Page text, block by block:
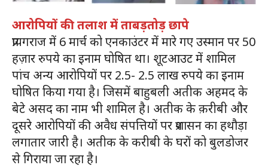
आरोपियों की तलाश में ताबड़तोड़ छापे
प्रायगराज में 6 मार्च को एनकाउंटर में मारे गए उस्मान पर 50
हज़ार रुपये का इनाम घोषित था। शूटआउट में शामिल
पांच अन्य आरोपियों पर 2.5- 2.5 लाख रुपये का इनाम
घोषित किया गया है। जिसमें बाहुबली अतीक अहमद के
बेटे असद का नाम भी शामिल है। अतीक के क़रीबी और
दूसरे आरोपियों की अवैध संपत्तियों पर प्रशासन का हथौड़ा
लगातार जारी है। अतीक के करीबी के घरों को बुलडोजर
से गिराया जा रहा है।